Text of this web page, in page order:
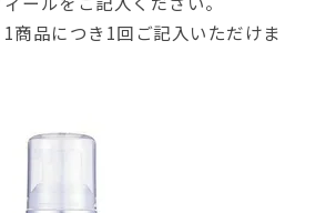
商品につき1回ご記入いただけま